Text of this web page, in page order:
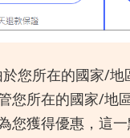
於您所在的國家/
您所在的國家/地
您獲得優惠，這一